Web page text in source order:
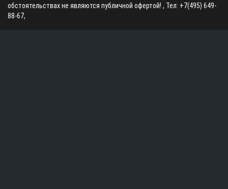
обстоятельствах не являются публичной офертой! , Тел: +7(495) 649-
88-67,